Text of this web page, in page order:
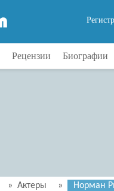
Рецензии Биографии
» Актеры » Норман